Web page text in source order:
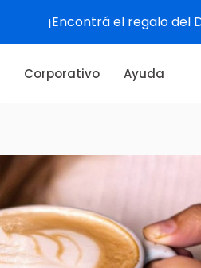
¡Encontrá el regalo del
Corporativo Ayuda